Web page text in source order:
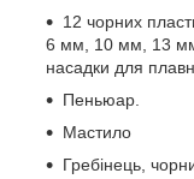
12 чорних
6 мм, 10 мм, 13
насадки для
Пеньюар.
Мастило
Гребінець,